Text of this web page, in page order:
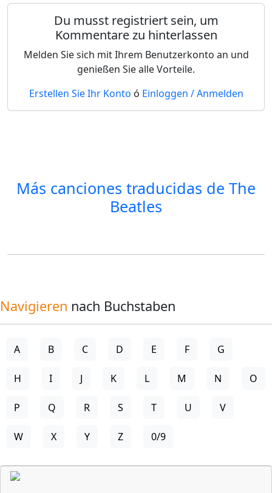
Du musst registriert sein, um
Kommentare zu hinterlassen
Melden Sie sich mit Ihrem Benutzerkonto an und
genießen Sie alle Vorteile.
Erstellen Sie Ihr Konto ó Einloggen / Anmelden
Más canciones traducidas de The
Beatles
Navigieren nach Buchstaben
A B C D E F G
H I J K L M N O
P Q R S T U V
W X Y Z 0/9